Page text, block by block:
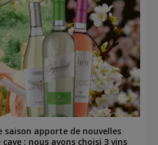
saison apporte de nouvelles
: nous avons choisi 3 vins